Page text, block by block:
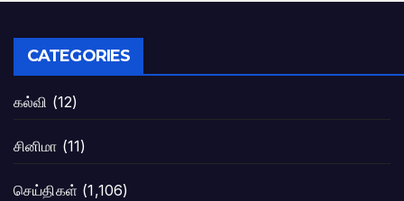
CATEGORIES
கல்வி (12)
சினிமா (11)
செய்திகள் (1,106)